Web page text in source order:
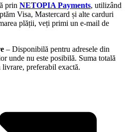
prin NETOPIA Payments, utilizând
Visa, Mastercard și alte carduri
plății, veți primi un e-mail de
– Disponibilă pentru adresele din
unde nu este posibilă. Suma totală
preferabil exactă.